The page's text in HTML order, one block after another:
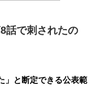
話で刺されたの
」と断定できる公表範